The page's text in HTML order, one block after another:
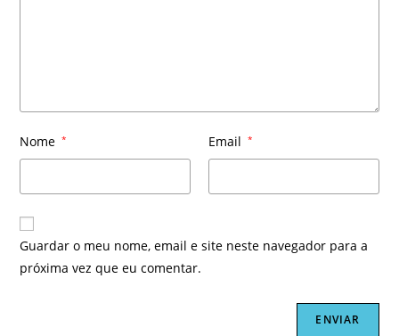
Nome * Email *
Guardar o meu nome, email e site neste navegador para a
próxima vez que eu comentar.